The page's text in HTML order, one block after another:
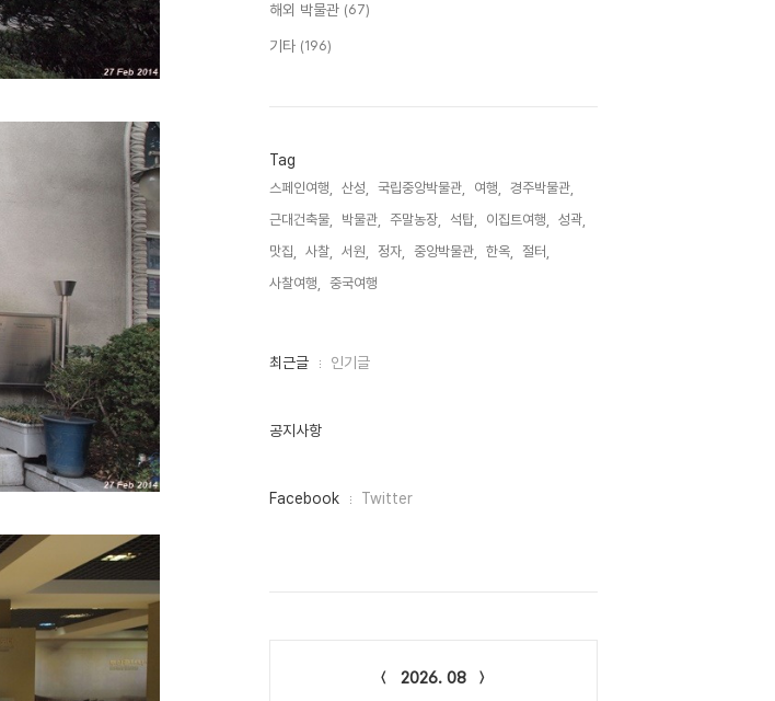
해외 박물관 (67)
기타 (196)
Tag
스페인여행, 산성, 국립중앙박물관, 여행,
경주박물관,
근대건축물,
박물관, 주말농장, 석탑, 이집트여행,
성곽,
맛집,
사찰, 서원, 정자, 중앙박물관, 한옥,
절터,
사찰여행,
중국여행,
최
인
최근글 인기글
공지사항
페
Facebook Twitter
2026. 08